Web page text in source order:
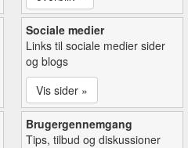
Sociale medier
Links til sociale medier sider
og blogs
Vis sider »
Brugergennemgang
Tips, tilbud og diskussioner